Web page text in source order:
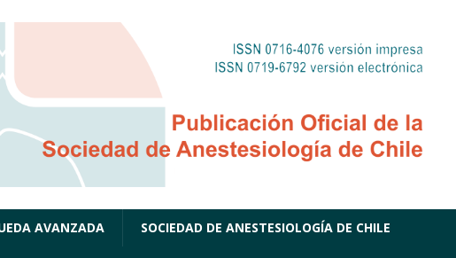
AVANZADA SOCIEDAD DE ANESTESIOLOGÍA DE CHILE